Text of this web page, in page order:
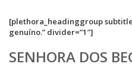
[plethora_headinggroup
genuíno.” divider=”1″]
SENHORA DOS